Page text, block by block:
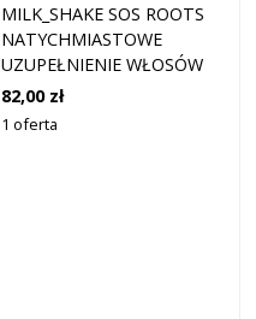
MILK_SHAKE SOS ROOTS
NATYCHMIASTOWE
UZUPEŁNIENIE WŁOSÓW
MAHONIOWY 75 ML
82,00 zł
1 oferta